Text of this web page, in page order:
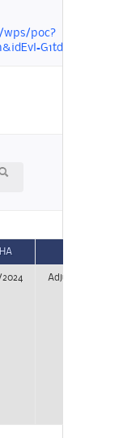
wps/poc?
Adjudicación